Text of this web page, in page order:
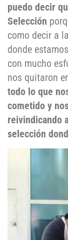
puedo decir
Selección
como decir a
donde
con mucho
nos quitaron
todo lo que
cometido y
reivindicando
selección